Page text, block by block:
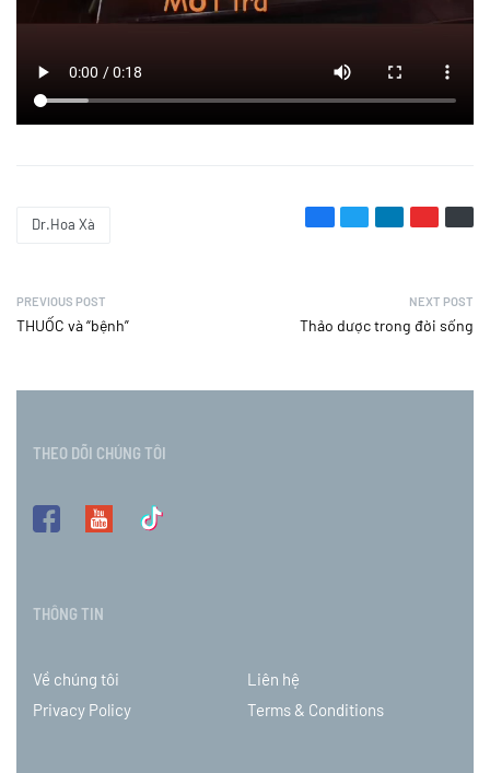
Dr.Hoa Xà
PREVIOUS POST
THUỐC và “bệnh”
NEXT POST
Thảo dược trong đời sống
THEO DÕI CHÚNG TÔI
THÔNG TIN
Về chúng tôi
Liên hệ
Privacy Policy
Terms & Conditions